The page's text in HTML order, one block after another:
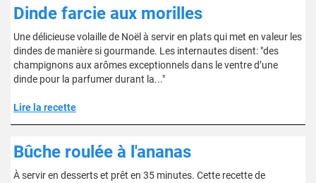
Dinde farcie aux morilles
Une délicieuse volaille de Noël à servir en plats qui met en valeur les
dindes de manière si gourmande. Les internautes disent: "des
champignons aux arômes exceptionnels dans le ventre d’une
dinde pour la parfumer durant la..."
Lire la recette
Bûche roulée à l'ananas
À servir en desserts et prêt en 35 minutes. Cette recette de